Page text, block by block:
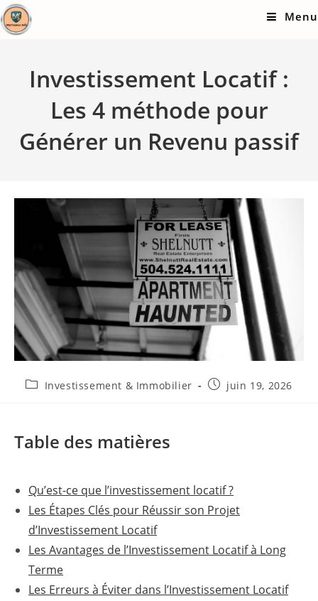
Skip
to
Menu
Investissement Locatif :
Les 4 méthode pour
Générer un Revenu passif
PostInvestissement & Immobilier
Publication
juin 19, 2026
Table des matières
Qu’est-ce que l’investissement locatif ?
Les Étapes Clés pour Réussir son Projet
d’Investissement Locatif
Les Avantages de l’Investissement Locatif à Long
Terme
Les Erreurs à Éviter dans l’Investissement Locatif